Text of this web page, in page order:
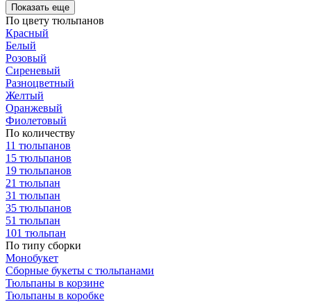
Показать еще
По цвету тюльпанов
Красный
Белый
Розовый
Сиреневый
Разноцветный
Желтый
Оранжевый
Фиолетовый
По количеству
11 тюльпанов
15 тюльпанов
19 тюльпанов
21 тюльпан
31 тюльпан
35 тюльпанов
51 тюльпан
101 тюльпан
По типу сборки
Монобукет
Сборные букеты с тюльпанами
Тюльпаны в корзине
Тюльпаны в коробке